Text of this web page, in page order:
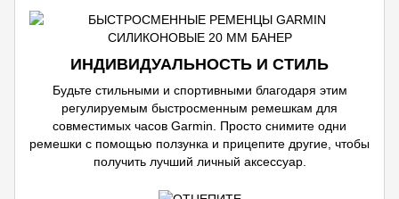
ИНДИВИДУАЛЬНОСТЬ И СТИЛЬ
Будьте стильными и спортивными благодаря этим
регулируемым быстросменным ремешкам для
совместимых часов Garmin. Просто снимите одни
ремешки с помощью ползунка и прицепите другие, чтобы
получить лучший личный аксессуар.